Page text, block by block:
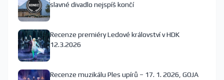
slavné divadlo nejspíš končí
Recenze premiéry Ledové království v HDK
12.3.2026
Recenze muzikálu Ples upírů – 17. 1. 2026, GOJA